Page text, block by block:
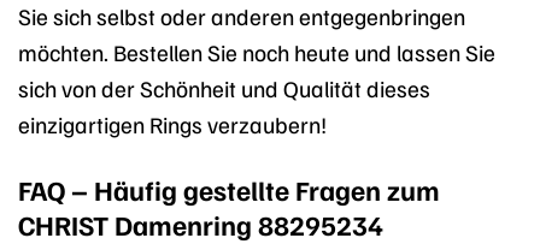
Sie sich selbst oder anderen entgegenbringen
möchten. Bestellen Sie noch heute und lassen Sie
sich von der Schönheit und Qualität dieses
einzigartigen Rings verzaubern!
FAQ – Häufig gestellte Fragen zum
CHRIST Damenring 88295234